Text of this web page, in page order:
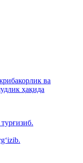
ва
ҳақида